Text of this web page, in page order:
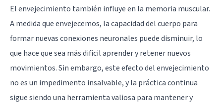
El envejecimiento también influye en la memoria muscular.
A medida que envejecemos, la capacidad del cuerpo para
formar nuevas conexiones neuronales puede disminuir, lo
que hace que sea más difícil aprender y retener nuevos
movimientos. Sin embargo, este efecto del envejecimiento
no es un impedimento insalvable, y la práctica continua
sigue siendo una herramienta valiosa para mantener y